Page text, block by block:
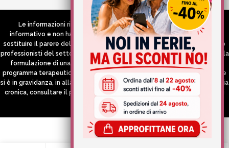
Le informazioni riportate nel Sito hanno esclusivamente scopo
informativo e non hanno in alcun modo né la pretesa né l’obiettivo di
sostituire il parere del medico e/o specialista, di altri operatori sanitari o
professionisti del settore che devono in ogni caso essere contattati per la
formulazione di una diagnosi o l’indicazione di un eventuale corretto
programma terapeutico e/o dietetico e/o di integrazione alimentare. Se
si è in gravidanza, in allattamento o si stanno assumendo farmaci in terapia
cronica, consultare il proprio medico curante prima di assumere qualsiasi
integratore.